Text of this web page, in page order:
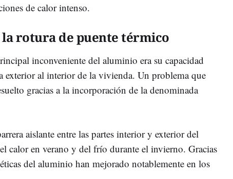
de calor intenso.
rotura de puente térmico
inconveniente del aluminio era su capacidad
exterior al interior de la vivienda. Un problema que
gracias a la incorporación de la denominada
aislante entre las partes interior y exterior del
calor en verano y del frío durante el invierno. Gracias
del aluminio han mejorado notablemente en los